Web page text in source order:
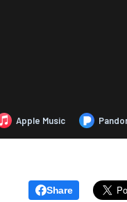
Share